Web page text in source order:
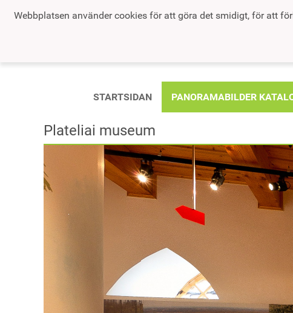
Webbplatsen använder cookies för att göra det smidigt, för att
STARTSIDAN PANORAMABILDER
Plateliai museum